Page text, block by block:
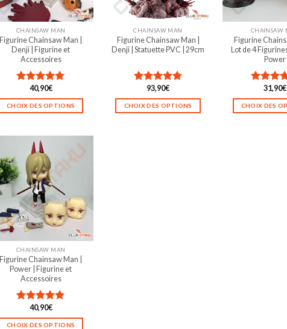
CHAINSAW MAN
Figurine Chainsaw Man |
Denji | Figurine et
Accessoires
Note5.00
sur 5
40,90€
CHOIX DES OPTIONS
a
plusieurs
variations.
Les
options
peuvent
être
choisies
la
page
du
CHAINSAW MAN
Figurine Chainsaw Man |
Denji | Statuette PVC | 29cm
Note5.00
sur 5
93,90€
CHOIX DES OPTIONS
CHAINSAW
Figurine
Lot de 4
Power
Note4.67
sur 5
31,90€
CHOIX DES
CHAINSAW MAN
Figurine Chainsaw Man |
Power | Figurine et
Accessoires
Note4.80
sur 5
40,90€
CHOIX DES OPTIONS